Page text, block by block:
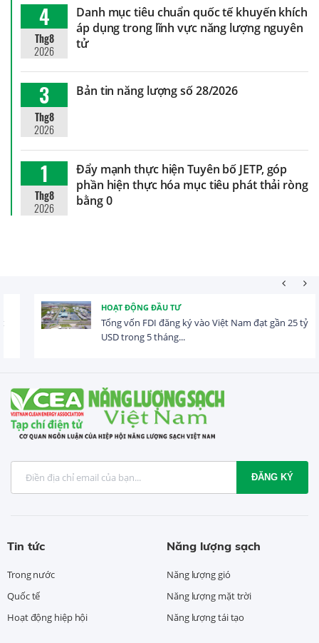
4
Thg8
2026
Danh mục tiêu chuẩn quốc tế khuyến khích
áp dụng trong lĩnh vực năng lượng nguyên
tử
3
Thg8
2026
Bản tin năng lượng số 28/2026
1
Thg8
2026
Đẩy mạnh thực hiện Tuyên bố JETP, góp
phần hiện thực hóa mục tiêu phát thải ròng
bằng 0
HOẠT ĐỘNG ĐẦU TƯ
Tổng vốn FDI đăng ký vào Việt Nam đạt gần 25 tỷ
USD trong 5 tháng...
ĐĂNG KÝ
Tin tức
Trong nước
Quốc tế
Hoạt động hiệp hội
Năng lượng sạch
Năng lượng gió
Năng lượng mặt trời
Năng lượng tái tạo